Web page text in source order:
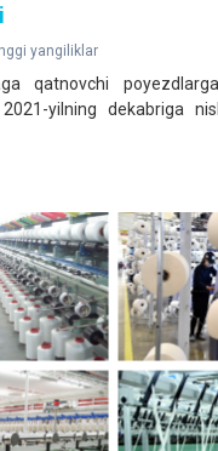
yangiliklar
qatnovchi
yilning dekabriga